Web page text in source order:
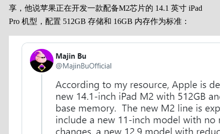
享，他说苹果正在开发一款配备M2芯片的 14.1 英寸 iPad
Pro 机型，配置 512GB 存储和 16GB 内存作为标准：